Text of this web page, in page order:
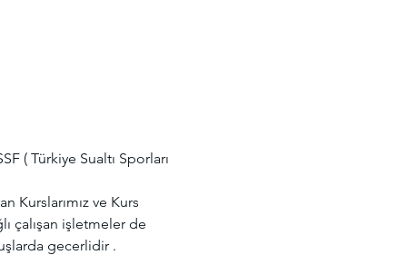
( Türkiye Sualtı Sporları
Kurslarımız ve Kurs
çalışan işletmeler de
gecerlidir .